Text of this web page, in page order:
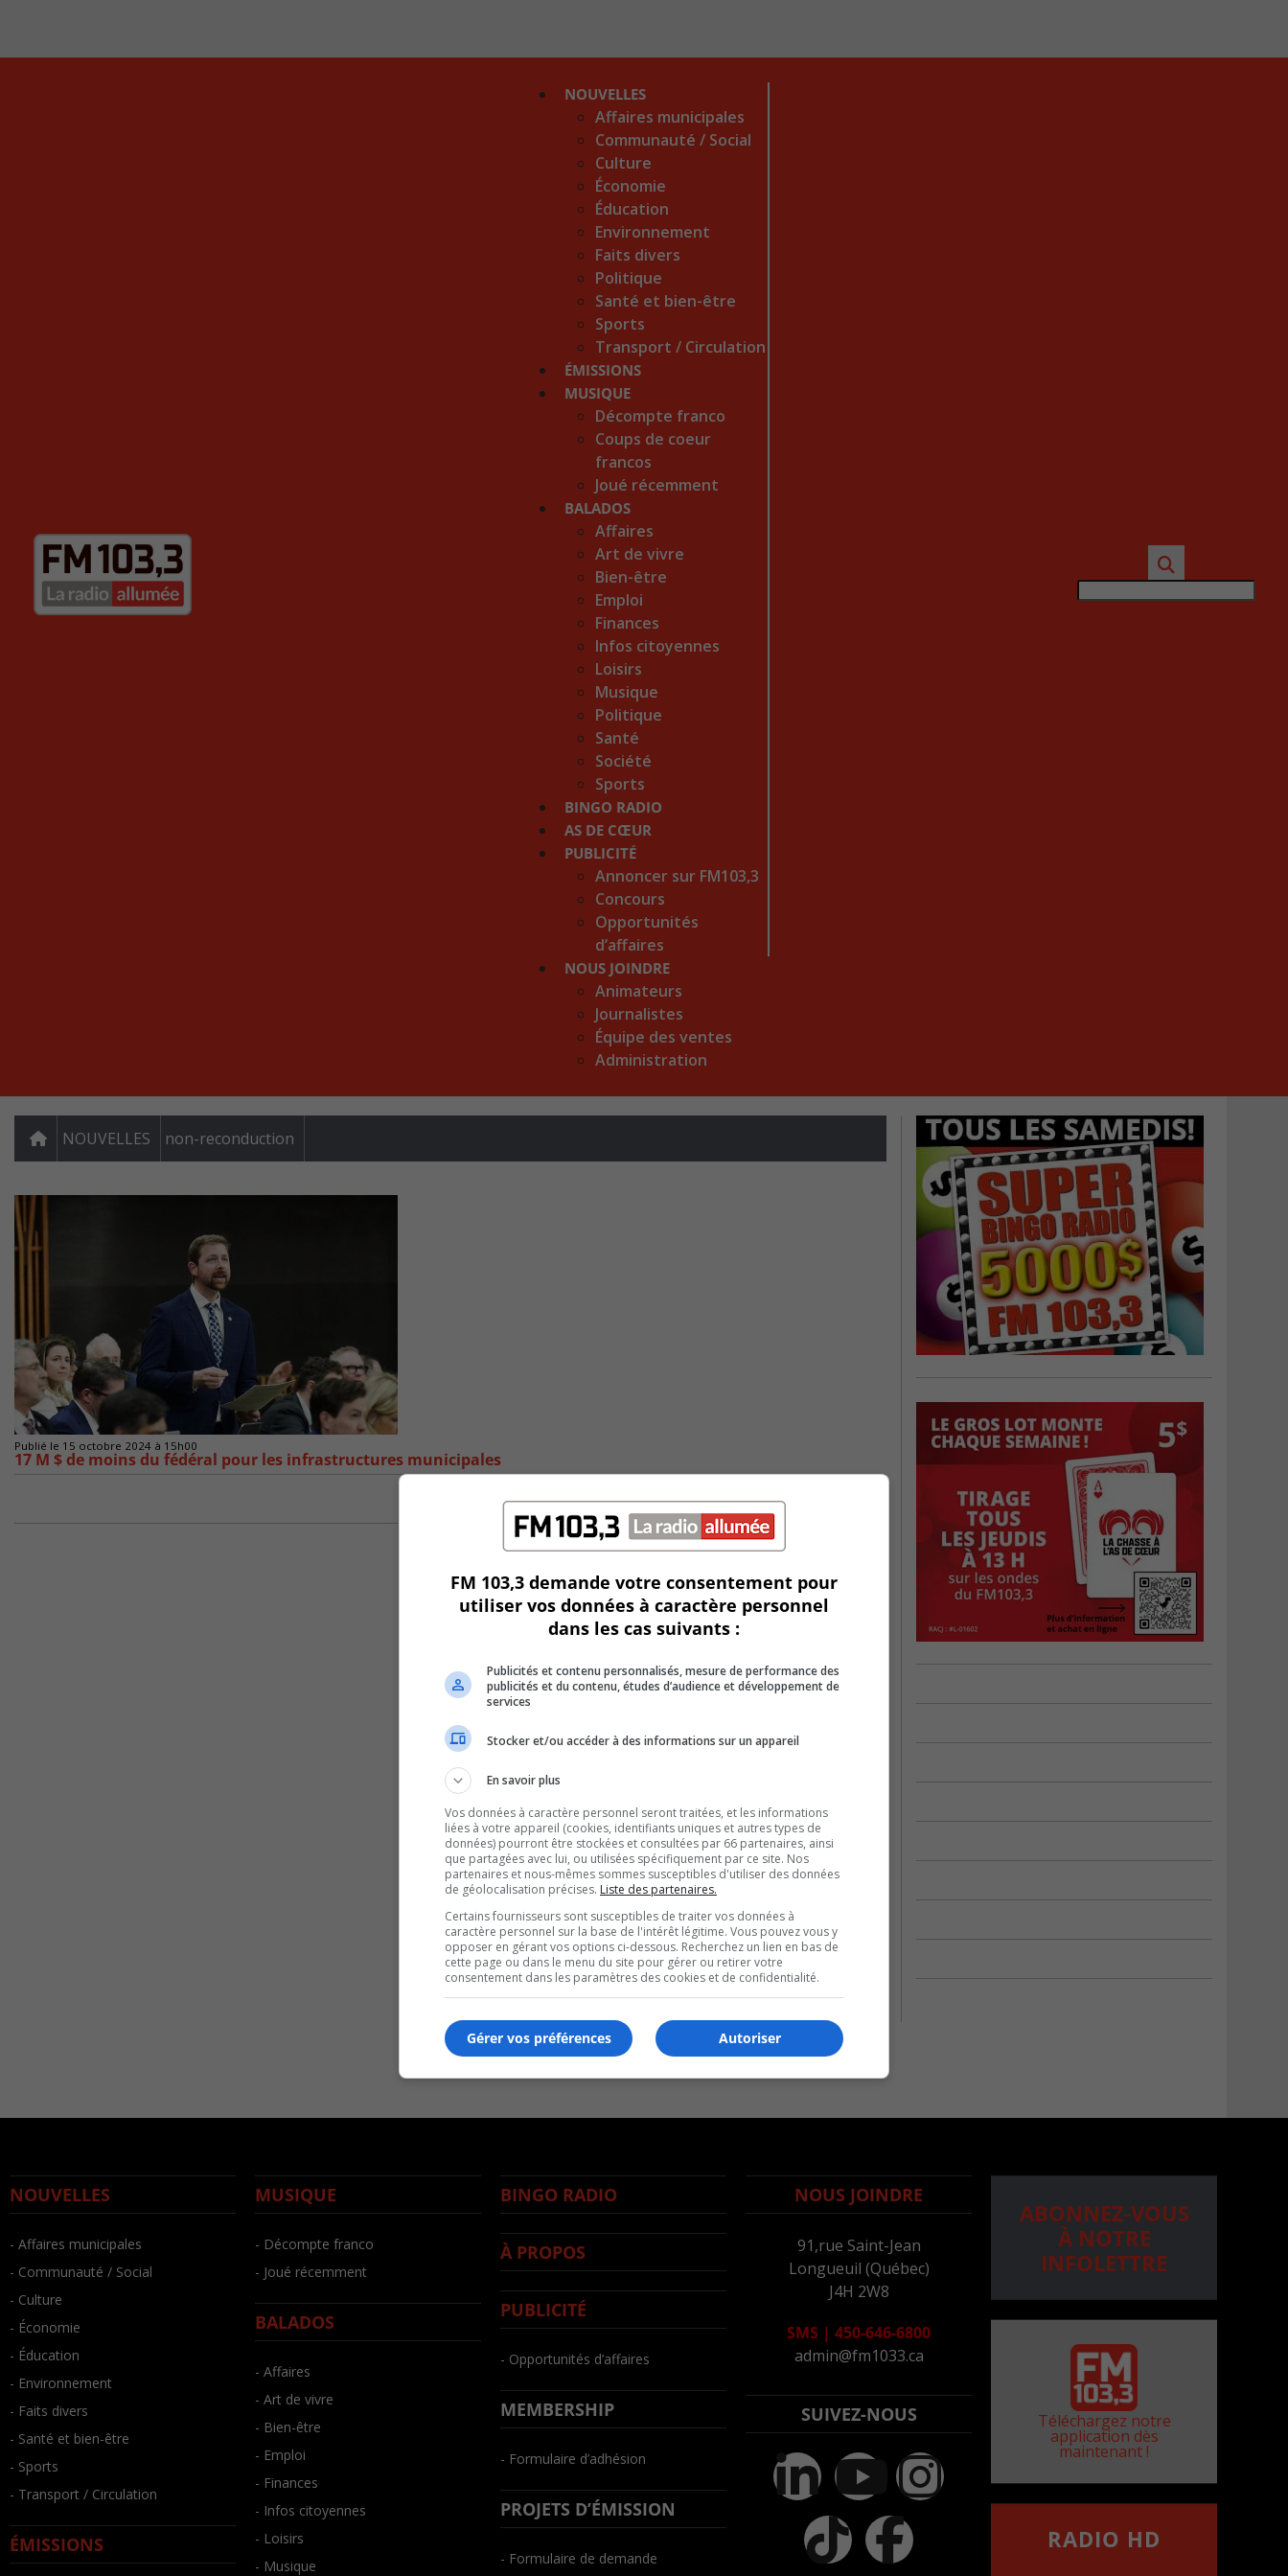
NOUVELLES
Affaires municipales
Communauté / Social
Culture
Économie
Éducation
Environnement
Faits divers
Politique
Santé et bien-être
Sports
Transport / Circulation
ÉMISSIONS
MUSIQUE
Décompte franco
Coups de coeur
francos
Joué récemment
BALADOS
Affaires
Art de vivre
Bien-être
Emploi
Finances
Infos citoyennes
Loisirs
Musique
Politique
Santé
Société
Sports
BINGO RADIO
AS DE CŒUR
PUBLICITÉ
Annoncer sur FM103,3
Concours
Opportunités
d’affaires
NOUS JOINDRE
Animateurs
Journalistes
Équipe des ventes
Administration
NOUVELLES non-reconduction
Publié le 15 octobre 2024 à 15h00
17 M $ de moins du fédéral pour les infrastructures municipales
NOUVELLES
- Affaires municipales
- Communauté / Social
- Culture
- Économie
- Éducation
- Environnement
- Faits divers
- Santé et bien-être
- Sports
- Transport / Circulation
ÉMISSIONS
MUSIQUE
- Décompte franco
- Joué récemment
BALADOS
- Affaires
- Art de vivre
- Bien-être
- Emploi
- Finances
- Infos citoyennes
- Loisirs
- Musique
BINGO RADIO
À PROPOS
PUBLICITÉ
- Opportunités d’affaires
MEMBERSHIP
- Formulaire d’adhésion
PROJETS D’ÉMISSION
- Formulaire de demande
NOUS JOINDRE
91,rue Saint-Jean
Longueuil (Québec)
J4H 2W8
SMS | 450-646-6800
admin@fm1033.ca
SUIVEZ-NOUS
ABONNEZ-VOUS
À NOTRE
INFOLETTRE
Téléchargez notre
application dès
maintenant !
RADIO HD
FM 103,3 demande votre consentement pour
utiliser vos données à caractère personnel
dans les cas suivants :
Publicités et contenu personnalisés, mesure de performance des
publicités et du contenu, études d’audience et développement de
services
Stocker et/ou accéder à des informations sur un appareil
En savoir plus
Vos données à caractère personnel seront traitées, et les informations
liées à votre appareil (cookies, identifiants uniques et autres types de
données) pourront être stockées et consultées par 66 partenaires, ainsi
que partagées avec lui, ou utilisées spécifiquement par ce site. Nos
partenaires et nous-mêmes sommes susceptibles d'utiliser des données
de géolocalisation précises. Liste des partenaires.
Certains fournisseurs sont susceptibles de traiter vos données à
caractère personnel sur la base de l'intérêt légitime. Vous pouvez vous y
opposer en gérant vos options ci-dessous. Recherchez un lien en bas de
cette page ou dans le menu du site pour gérer ou retirer votre
consentement dans les paramètres des cookies et de confidentialité.
Autoriser
Gérer vos préférences